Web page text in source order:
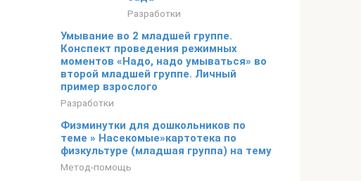
Разработки
Умывание во 2 младшей группе.
Конспект проведения режимных
моментов «Надо, надо умываться» во
второй младшей группе. Личный
пример взрослого
Разработки
Физминутки для дошкольников по
теме » Насекомые»картотека по
физкультуре (младшая группа) на тему
Метод-помощь